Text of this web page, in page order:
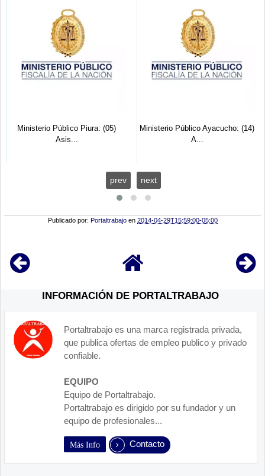
Ministerio Público Piura: (05)
Asis...
Ministerio Público Ayacucho: (14)
A...
prev next
Publicado por:Portaltrabajo en2014-04-29T15:59:00-05:00
INFORMACIÓN DE PORTALTRABAJO
Portaltrabajo es una marca registrada privada,
que publica ofertas de empleo publico y privado
confiable.
EQUIPO
Equipo de Portaltrabajo.
Portaltrabajo es dirigido por su fundador y un
equipo de profesionales...
Más Info Contacto